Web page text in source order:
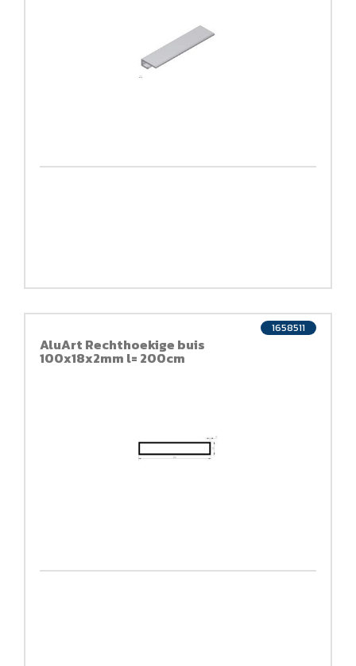
AluArt Rechthoekige buis
100x18x2mm l= 200cm
1658511